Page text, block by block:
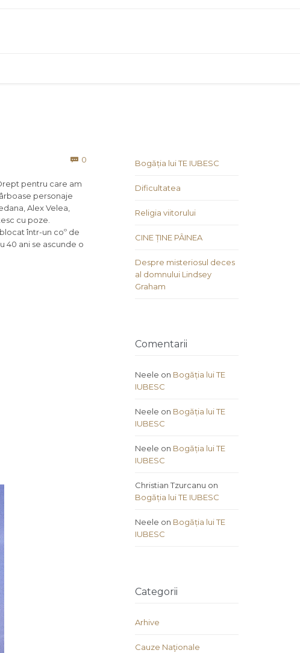
 0
pentru care am
personaje
Alex Velea,
cu poze.
într-un coº de
40 ani se ascunde o
Bogăția lui TE IUBESC
Dificultatea
Religia viitorului
CINE ȚINE PÂINEA
Despre misteriosul deces
al domnului Lindsey
Graham
Comentarii
Neele on Bogăția lui TE
IUBESC
Neele on Bogăția lui TE
IUBESC
Neele on Bogăția lui TE
IUBESC
Christian Tzurcanu on
Bogăția lui TE IUBESC
Neele on Bogăția lui TE
IUBESC
Categorii
Arhive
Cauze Naţionale